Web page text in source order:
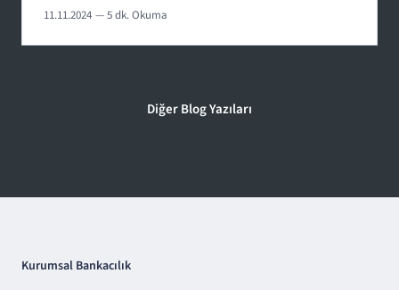
11.11.2024 — 5 dk. Okuma
Diğer Blog Yazıları
Kurumsal Bankacılık